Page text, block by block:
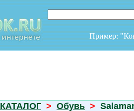
Пример:
КАТАЛОГ > Обувь >